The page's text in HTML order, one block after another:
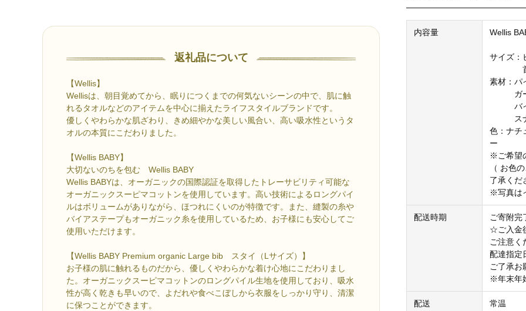
返礼品について
【Wellis】
Wellisは、朝目覚めてから、眠りにつくまでの何気ないシーンの中で、肌に触
れるタオルなどのアイテムを中心に揃えたライフスタイルブランドです。
優しくやわらかな肌ざわり、きめ細やかな美しい風合い、高い吸水性というタ
オルの本質にこだわりました。
【Wellis BABY】
大切ないのちを包む Wellis BABY
Wellis BABYは、オーガニックの国際認証を取得したトレーサビリティ可能な
オーガニックスーピマコットンを使用しています。高い技術によるロングパイ
ルはボリュームがありながら、ほつれにくいのが特徴です。また、縫製の糸や
バイアステープもオーガニック糸を使用しているため、お子様にも安心してご
使用いただけます。
【Wellis BABY Premium organic Large bib スタイ（Lサイズ）】
お子様の肌に触れるものだから、優しくやわらかな着け心地にこだわりまし
た。オーガニックスーピマコットンのロングパイル生地を使用しており、吸水
性が高く乾きも早いので、よだれや食べこぼしから衣服をしっかり守り、清潔
に保つことができます。
内容量 Wellis
サイズ：
首周
素材：パ
ガーゼ
バイア
スナ
色：ナチ
ー
※ご希望
（ お色
了承くだ
※写真は
配送時期
ご寄附完
☆ご入金
ご注意く
配達指定
ご了承お
※年末年
配送 常温